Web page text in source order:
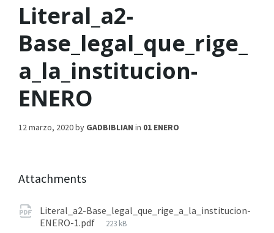
Literal_a2-
Base_legal_que_rige_
a_la_institucion-
ENERO
12 marzo, 2020by GADBIBLIAN in 01 ENERO
Attachments
Literal_a2-Base_legal_que_rige_a_la_institucion-
ENERO-1.pdf
223 kB